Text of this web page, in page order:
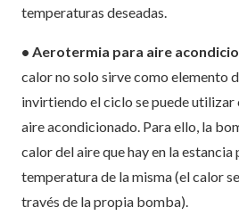
temperaturas deseadas.
• Aerotermia para aire
calor no solo sirve como elemento
invirtiendo el ciclo se puede utilizar
aire acondicionado. Para ello, la
calor del aire que hay en la estancia
temperatura de la misma (el calor
través de la propia bomba).